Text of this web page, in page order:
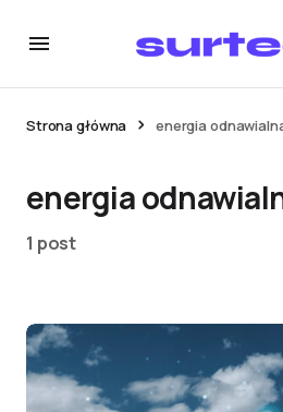
Strona główna energia
energia
1 post